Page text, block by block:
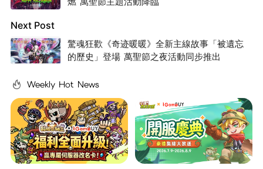
Next Post
驚魂狂歡《奇迹暖暖》全新主線故事「被遺忘
的歷史」登場 萬聖節之夜活動同步推出
Weekly Hot News